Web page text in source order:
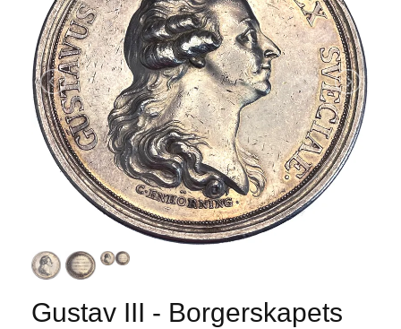
Gustav III - Borgerskapets